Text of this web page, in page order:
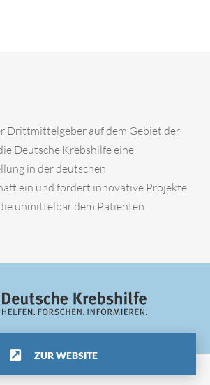
Drittmittelgeber auf dem Gebiet der
Deutsche Krebshilfe eine
in der deutschen
ein und fördert innovative Projekte
unmittelbar dem Patienten
ZUR WEBSITE